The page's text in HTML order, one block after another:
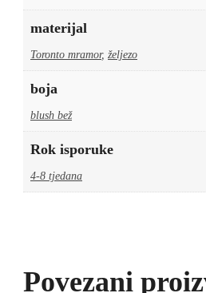
materijal
Toronto mramor, željezo
boja
blush bež
Rok isporuke
4-8 tjedana
Povezani